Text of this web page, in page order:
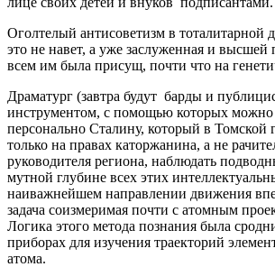
Оголтелый антисоветизм в тоталитарной
это не навет, а уже заслуженная и высшей
всем им была присущ, почти что на
Драматург (завтра будут барды и
инструментом, с помощью которых можно
персонально Сталину, который в Томской
только на правах каторжанина, а не
руководителя региона, наблюдать
мутной глубине всех этих
наиважнейшем направлении движения
задача соизмеримая почти с атомным
Логика этого метода познания была
приборах для изучения траекторий
атома.